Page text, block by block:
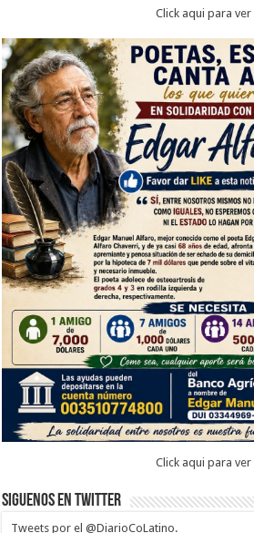
Click aqui para ver
Click aqui para ver
Siguenos en twitter
Tweets por el @DiarioCoLatino.